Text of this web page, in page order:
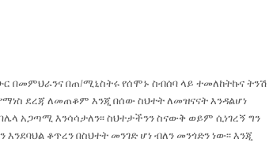
በመምህራንና በጠ/ሚኒስትሩ የሰሞኑ ስብሰባ ላይ ተመለከትኩና ትንሽ
ደረጃ ለመጠቆም እንጂ በሰው ስህተት ለመዝናናት እንዳልሆነ
አጋጣሚ እንሳሳታለን፡፡ ስህተታችንን ስናውቅ ወይም ሲነገረኝ ግን
ቆጥረን በስህተት መንገድ ሆነ ብለን መንጎድን ነው፡፡ እንጂ